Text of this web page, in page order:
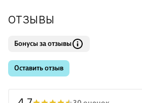
ОТЗЫВЫ
Бонусы за отзывы
Оставить отзыв